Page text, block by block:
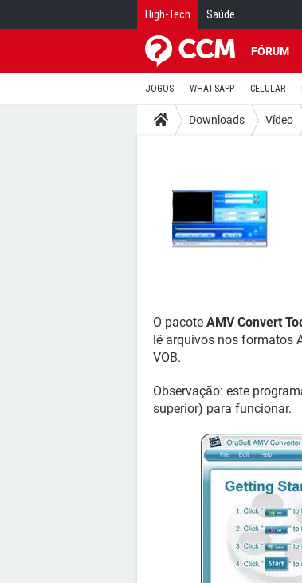
High-Tech Saúde
FÓRUM
JOGOS WHATSAPP CELULAR
Downloads Vídeo
O pacote AMV Convert
lê arquivos nos formatos
VOB.
Observação: este
superior) para funcionar.